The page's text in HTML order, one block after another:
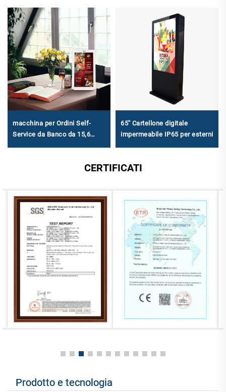
macchina per Ordini Self-
Service da Banco da 15,6
(I3/I5/I7) per Ristorazione
65'' Cartellone digitale
impermeabile IP65 per esterni
CERTIFICATI
Prodotto e tecnologia